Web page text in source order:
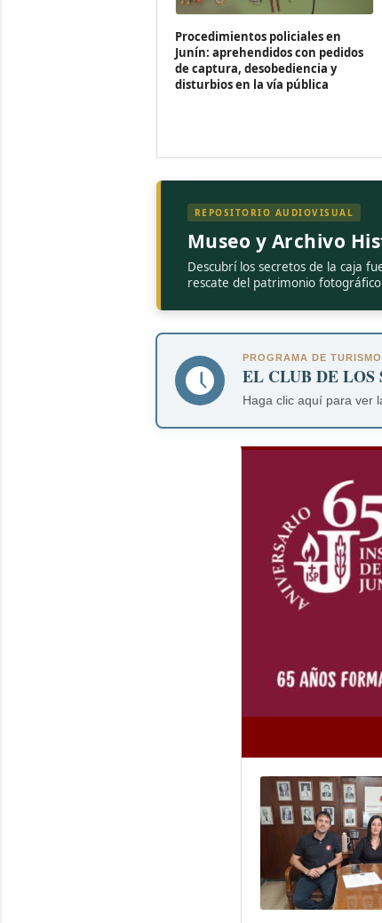
Procedimientos policiales en
Junín: aprehendidos con pedidos
de captura, desobediencia y
disturbios en la vía pública
REPOSITORIO AUDIOVISUAL
Museo y Archivo
Descubrí los secretos de la caja
rescate del patrimonio
PROGRAMA DE
EL CLUB DE LOS
Haga clic aquí para ver